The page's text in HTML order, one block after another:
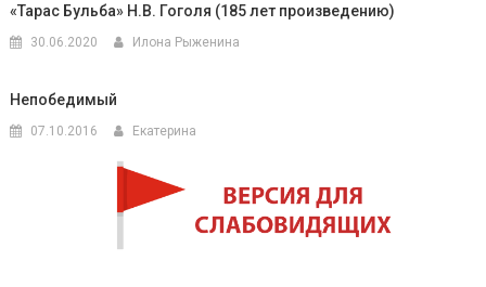
«Тарас Бульба» Н.В. Гоголя (185 лет произведению)
30.06.2020 Илона Рыженина
Непобедимый
07.10.2016 Екатерина